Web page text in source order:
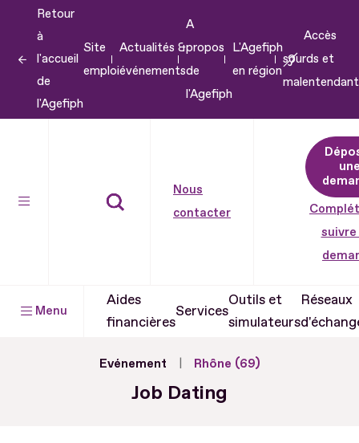
contenu
Retour
à
l'accueil
de
l'Agefiph
Site
emploi
Actualités &
événements
A
propos
de
l'Agefiph
L'Agefiph
en région
Accès
sourds et
Nous
contacter
suivre
Menu
Aides
financières
Services
Outils et
simulateurs
Réseaux
Evénement Rhône (69)
Job Dating